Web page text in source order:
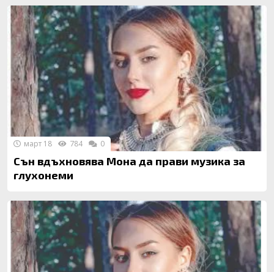
Сън вдъхновява Мона да прави музика за
глухонеми
март 18 784 0